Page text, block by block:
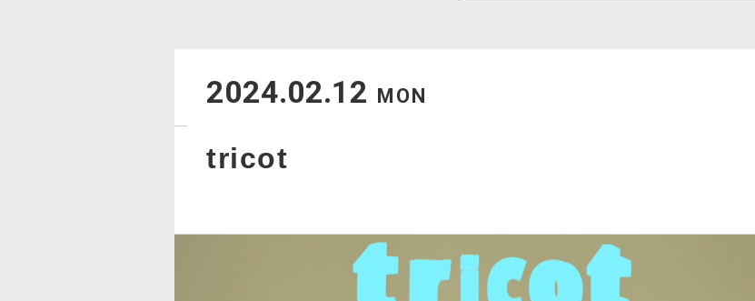
2024.02.12 MON
tricot